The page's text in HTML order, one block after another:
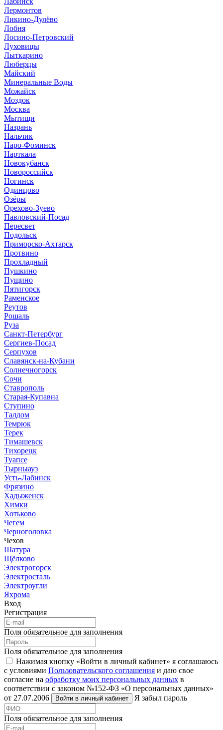
Лермонтов
Ликино-Дулёво
Лобня
Лосино-Петровский
Луховицы
Лыткарино
Люберцы
Майский
Минеральные Воды
Можайск
Моздок
Москва
Мытищи
Назрань
Нальчик
Наро-Фоминск
Нарткала
Новокубанск
Новороссийск
Ногинск
Одинцово
Озёры
Орехово-Зуево
Павловский-Посад
Пересвет
Подольск
Приморско-Ахтарск
Протвино
Прохладный
Пушкино
Пущино
Пятигорск
Раменское
Реутов
Рошаль
Руза
Санкт-Петербург
Сергиев-Посад
Серпухов
Славянск-на-Кубани
Солнечногорск
Сочи
Ставрополь
Старая-Купавна
Ступино
Талдом
Темрюк
Терек
Тимашевск
Тихорецк
Туапсе
Тырныауз
Усть-Лабинск
Фрязино
Хадыженск
Химки
Хотьково
Чегем
Черноголовка
Чехов
Шатура
Щёлково
Электрогорск
Электросталь
Электроугли
Яхрома
Вход
Регистрация
Поля обязательное для заполнения
Поля обязательное для заполнения
Нажимая кнопку «Войти в личный кабинет» я соглашаюсь
с условиями Пользовательского соглашения и даю свое
согласие на обработку моих персональных данных в
соответствии с законом №152-ФЗ «О персональных данных»
от 27.07.2006
Войти в личный кабинет Я забыл пароль
Поля обязательное для заполнения